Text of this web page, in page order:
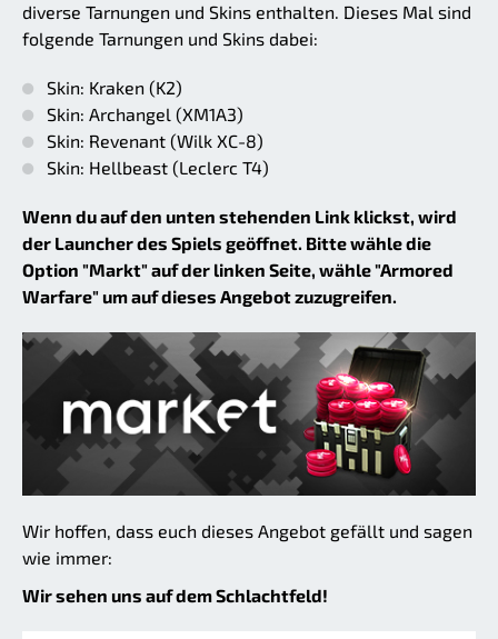
diverse Tarnungen und Skins enthalten. Dieses Mal sind
folgende Tarnungen und Skins dabei:
Skin: Kraken (K2)
Skin: Archangel (XM1A3)
Skin: Revenant (Wilk XC-8)
Skin: Hellbeast (Leclerc T4)
Wenn du auf den unten stehenden Link klickst, wird
der Launcher des Spiels geöffnet. Bitte wähle die
Option "Markt" auf der linken Seite, wähle "Armored
Warfare" um auf dieses Angebot zuzugreifen.
Wir hoffen, dass euch dieses Angebot gefällt und sagen
wie immer:
Wir sehen uns auf dem Schlachtfeld!